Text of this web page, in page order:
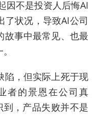
因不是投资人后悔AI
了状况，导致AI公司
故事中最常见、也最
陷，但实际上死于现
者的景恩在公司真
到，产品失败并不是